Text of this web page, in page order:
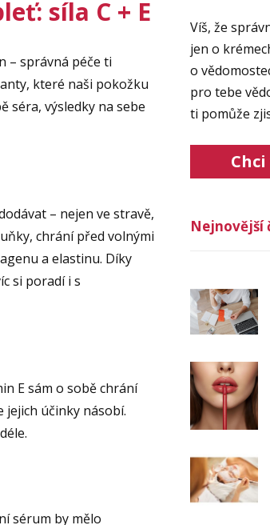
síla C + E
– správná péče ti
které naši pokožku
séra, výsledky na sebe
– nejen ve stravě,
chrání před volnými
a elastinu. Díky
si poradí i s
E sám o sobě chrání
jejich účinky násobí.
sérum by mělo
Víš, že
jen o
o
pro tebe
ti pomůže
Nejnovější